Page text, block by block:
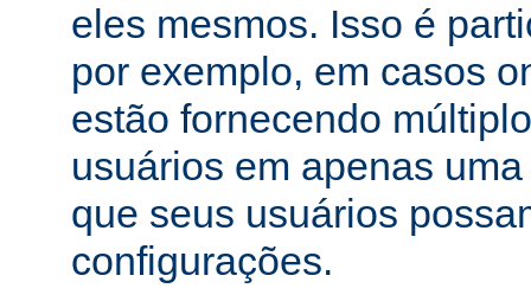
eles mesmos. Isso é
por exemplo, em casos
estão fornecendo
usuários em apenas
que seus usuários
configurações.